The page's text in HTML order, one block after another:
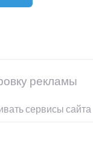
рекламы
сервисы сайта